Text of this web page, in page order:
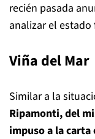
recién pasada
analizar el
Viña del Mar
Similar a la
Ripamonti, del
impuso a la